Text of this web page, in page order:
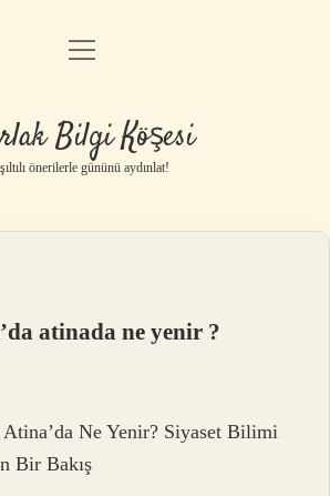
Anasayfa
Yasal Uyarı
menüyü
Bilgi Köşesi
önerilerle gününü aydınlat!
atinada ne yenir ?
Atina’da Ne Yenir? Siyaset Bilimi
Bir Bakış